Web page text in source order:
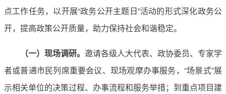
点工作任务，以开展“政务公开主题日”活动的形式深化政务公
开，提高政策公开质量，助力保持社会和谐稳定。
（一）现场调研。 邀请各级人大代表、政协委员、专家学
者或普通市民列席重要会议、现场观摩办事服务，“场景式”展
示相关单位的决策过程、办事流程和服务举措；到重点项目建